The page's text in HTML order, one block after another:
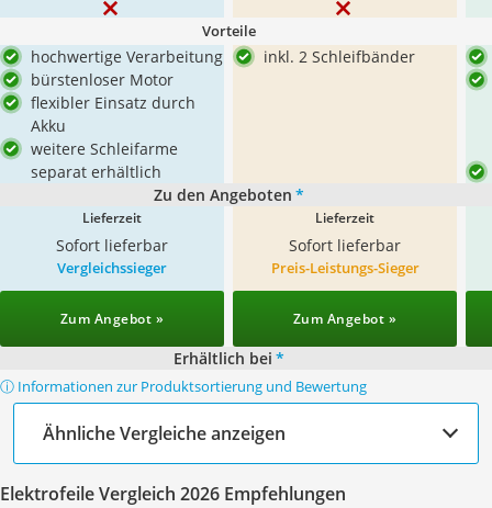
Vorteile
hochwertige Verarbeitung
bürstenloser Motor
flexibler Einsatz durch
Akku
weitere Schleifarme
separat erhältlich
inkl. 2 Schleifbänder
Zu den Angeboten *
Lieferzeit
Sofort lieferbar
Lieferzeit
Sofort lieferbar
Vergleichssieger
Zum Angebot »
Preis-Leistungs-Sieger
Zum Angebot »
Erhältlich bei *
ⓘ Informationen zur Produktsortierung und Bewertung
Ähnliche Vergleiche anzeigen
Elektrofeile Vergleich 2026 Empfehlungen